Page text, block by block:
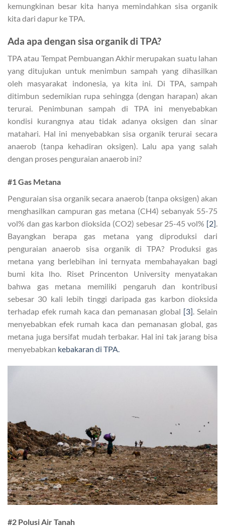
kemungkinan besar kita hanya memindahkan sisa organik
kita dari dapur ke TPA.
Ada apa dengan sisa organik di TPA?
TPA atau Tempat Pembuangan Akhir merupakan suatu lahan
yang ditujukan untuk menimbun sampah yang dihasilkan
oleh masyarakat indonesia, ya kita ini. Di TPA, sampah
ditimbun sedemikian rupa sehingga (dengan harapan) akan
terurai. Penimbunan sampah di TPA ini menyebabkan
kondisi kurangnya atau tidak adanya oksigen dan sinar
matahari. Hal ini menyebabkan sisa organik terurai secara
anaerob (tanpa kehadiran oksigen). Lalu apa yang salah
dengan proses penguraian anaerob ini?
#1 Gas Metana
Penguraian sisa organik secara anaerob (tanpa oksigen) akan
menghasilkan campuran gas metana (CH4) sebanyak 55-75
vol% dan gas karbon dioksida (CO2) sebesar 25-45 vol% [2].
Bayangkan berapa gas metana yang diproduksi dari
penguraian anaerob sisa organik di TPA? Produksi gas
metana yang berlebihan ini ternyata membahayakan bagi
bumi kita lho. Riset Princenton University menyatakan
bahwa gas metana memiliki pengaruh dan kontribusi
sebesar 30 kali lebih tinggi daripada gas karbon dioksida
terhadap efek rumah kaca dan pemanasan global [3]. Selain
menyebabkan efek rumah kaca dan pemanasan global, gas
metana juga bersifat mudah terbakar. Hal ini tak jarang bisa
menyebabkan kebakaran di TPA.
#2 Polusi Air Tanah